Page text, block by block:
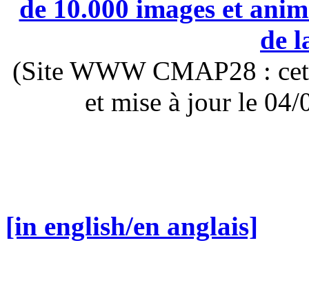
de 10.000 images et
de
(Site WWW CMAP28 :
et mise à jour le
[in english/en anglais]